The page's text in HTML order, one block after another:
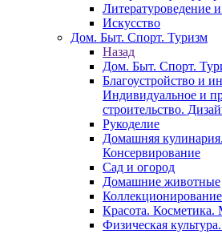
Литературоведение
Искусство
Дом. Быт. Спорт. Туризм
Назад
Дом. Быт. Спорт.
Благоустройство и
Индивидуальное и
строительство.
Рукоделие
Домашняя
Консервирование
Сад и огород
Домашние животные
Коллекционирование
Красота.
Физическая